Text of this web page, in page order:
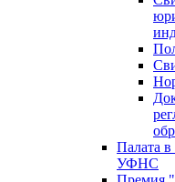
Палата
УФНС